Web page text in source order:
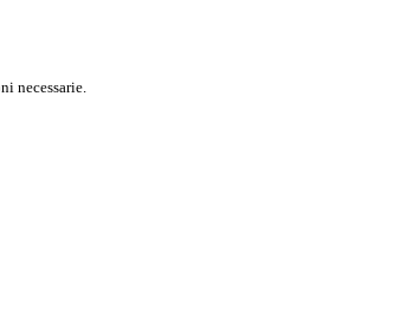
necessarie.